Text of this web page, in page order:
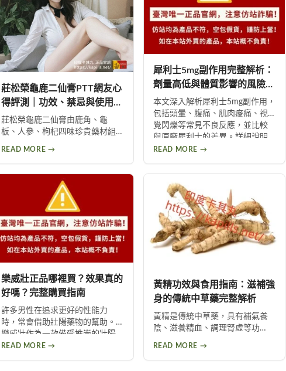
這款產品的優缺點，以及是否有
更好的替代選擇。
莊松榮龜鹿二仙膏PTT網友心
得評測｜功效、禁忌與使用建
議完整解析
莊松榮龜鹿二仙膏由鹿角、龜
板、人參、枸杞四味珍貴藥材組
氣血、強筋骨功效，同時提醒服
用過量可能導致鉀離子過高、腎
臟負擔等潛在風險，幫助您安全
使用此補品。
READ MORE →
犀利士5mg副作用完整解析：
劑量高低與體質影響的風險評
估
本文深入解析犀利士5mg副作用，
包括頭暈、腹痛、肌肉痠痛、視
覺閃爍等常見不良反應，並比較
與原廠犀利士的差異。詳細說明
劑量高低與個人體質如何影響副
就醫評估指引。
READ MORE →
樂威壯正品哪裡買？效果真的
好嗎？完整購買指南
許多男性在追求更好的性能力
時，常會借助壯陽藥物的幫助。
樂威壯作為一款備受推崇的壯陽
產品，其效果獲得許多男性朋友
READ MORE →
黃精功效與食用指南：滋補強
身的傳統中草藥完整解析
黃精是傳統中草藥，具有補氣養
陰、滋養精血、調理腎虛等功
泡酒、入菜等多種用法，幫助您
READ MORE →